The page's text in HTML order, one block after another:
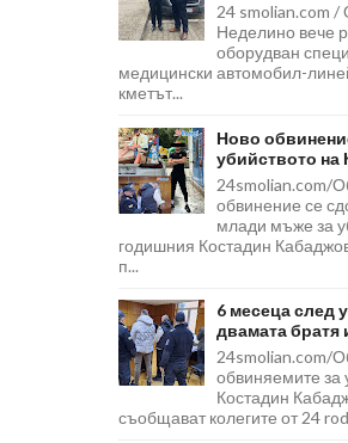
24 smolian.com
Неделино вече
оборудван
медицински автомобил-
кметът...
Ново
убийството на
24smolian.com/
обвинение се
млади мъже за
годишния Костадин
п...
6 месеца след
двамата братя
24smolian.com/
обвиняемите за
Костадин
съобщават колегите от 24